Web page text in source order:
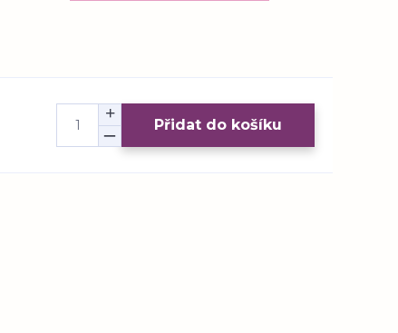
Přidat do košíku